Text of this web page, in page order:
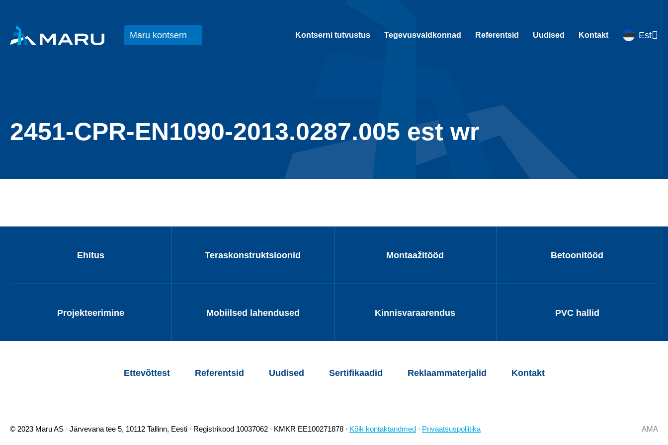
Maru kontsern Kontserni tutvustus Tegevusvaldkonnad Referentsid Uudised Kontakt Est
2451-CPR-EN1090-2013.0287.005 est wr
Ehitus Teraskonstruktsioonid Montaažitööd Betoonitööd
Projekteerimine Mobiilsed lahendused Kinnisvaraarendus PVC hallid
Ettevõttest Referentsid Uudised Sertifikaadid Reklaammaterjalid Kontakt
© 2023 Maru AS Järvevana tee 5, 10112 Tallinn, Eesti Registrikood 10037062 KMKR EE100271878 Kõik kontaktandmed Privaatsuspoliitika AMA